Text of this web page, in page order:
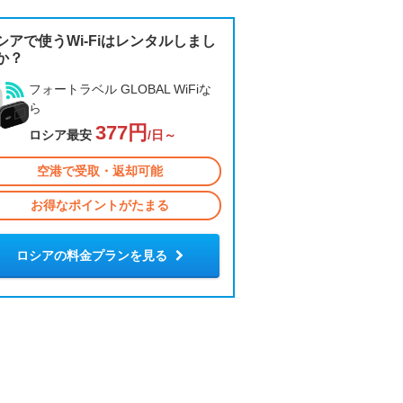
アで使うWi-Fiはレンタルしまし
？
フォートラベル GLOBAL WiFiな
ら
ロシア最安 377円 /日～
空港で受取・返却可能
お得なポイントがたまる
ロシアの料金プランを見る